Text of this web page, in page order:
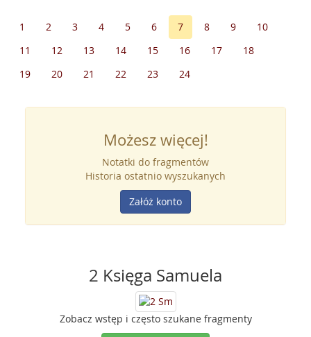
1 2 3 4 5 6 7 8 9
10
11
12 13 14 15 16 17
18
19
20 21 22 23 24
Możesz więcej!
Notatki do fragmentów
Historia ostatnio wyszukanych
Załóż konto
2 Księga Samuela
Zobacz wstęp i często szukane fragmenty